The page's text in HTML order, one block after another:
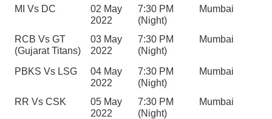
MI Vs DC
02 May
2022
7:30 PM
(Night)
Mumbai
RCB Vs GT
(Gujarat Titans)
03 May
2022
7:30 PM
(Night)
Mumbai
PBKS Vs LSG
04 May
2022
7:30 PM
(Night)
Mumbai
RR Vs CSK
05 May
2022
7:30 PM
(Night)
Mumbai